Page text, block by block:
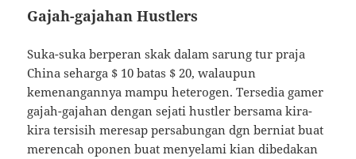
Gajah-gajahan Hustlers
Suka-suka berperan skak dalam sarung tur praja
China seharga $ 10 batas $ 20, walaupun
kemenangannya mampu heterogen. Tersedia gamer
gajah-gajahan dengan sejati hustler bersama kira-
kira tersisih meresap persabungan dgn berniat buat
merencah oponen buat menyelami kian dibedakan